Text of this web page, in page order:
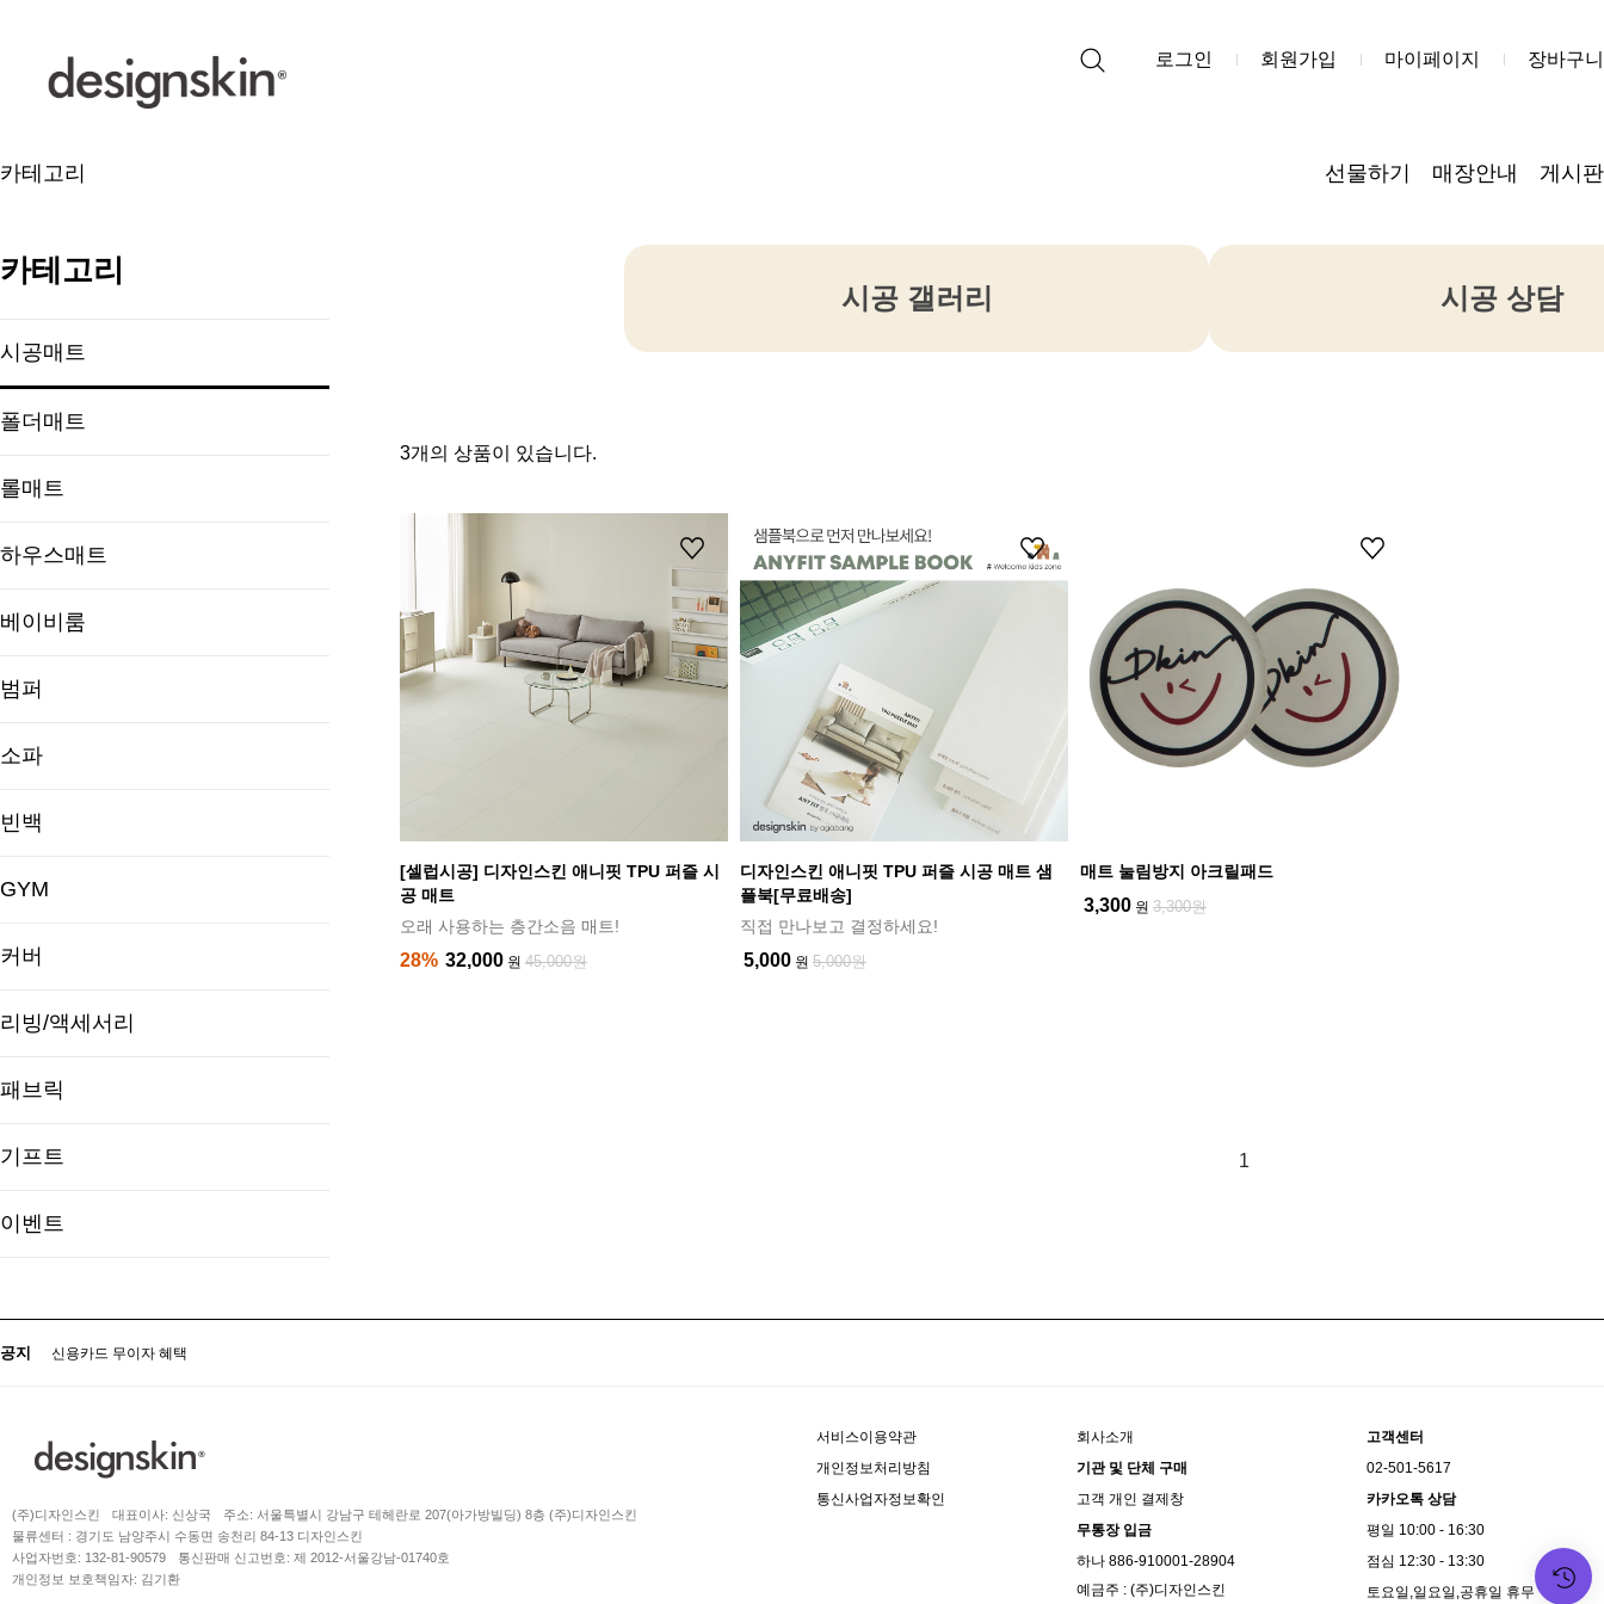
로그인 회원가입 마이페이지 장바구니
카테고리 선물하기 매장안내 게시판
카테고리
시공매트
폴더매트
롤매트
하우스매트
베이비룸
범퍼
소파
빈백
GYM
커버
리빙/액세서리
패브릭
기프트
이벤트
시공 갤러리 시공 상담
3개의 상품이 있습니다.
[셀럽시공] 디자인스킨 애니핏 TPU 퍼즐 시
공 매트
오래 사용하는 층간소음 매트!
28% 32,000 원 45,000원
디자인스킨 애니핏 TPU 퍼즐 시공 매트 샘
플북[무료배송]
직접 만나보고 결정하세요!
5,000 원 5,000원
매트 눌림방지 아크릴패드
3,300 원 3,300원
1
공지 신용카드 무이자 혜택
(주)디자인스킨 대표이사: 신상국
주소: 서울특별시 강남구 테헤란로 207(아가방빌딩) 8층 (주)디자인스킨
물류센터 : 경기도 남양주시 수동면 송천리 84-13 디자인스킨
사업자번호: 132-81-90579
통신판매 신고번호: 제 2012-서울강남-01740호
개인정보 보호책임자: 김기환
서비스이용약관
개인정보처리방침
통신사업자정보확인
회사소개
기관 및 단체 구매
고객 개인 결제창
무통장 입금
하나 886-910001-28904
예금주 : (주)디자인스킨
고객센터
02-501-5617
카카오톡 상담
평일 10:00 - 16:30
점심 12:30 - 13:30
토요일,일요일,공휴일 휴무